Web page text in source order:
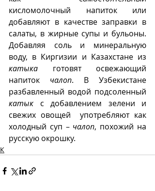
кисломолочный напиток или
добавляют в качестве заправки в
салаты, в жирные супы и бульоны.
Добавляя соль и минеральную
катыка готовят освежающий
напиток чалоп. В Узбекистане
катык с добавлением зелени и
свежих овощей  употребляют как
холодный суп – чалоп, похожий на
русскую окрошку.
К